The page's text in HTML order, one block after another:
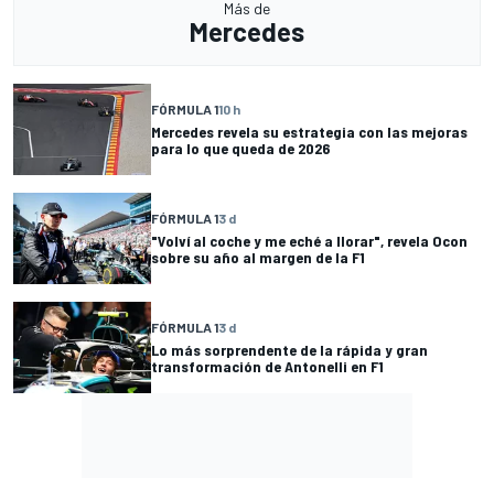
Más de
Mercedes
FÓRMULA 110 h
Mercedes revela su estrategia con las mejoras
para lo que queda de 2026
FÓRMULA 13 d
"Volví al coche y me eché a llorar", revela Ocon
sobre su año al margen de la F1
FÓRMULA 13 d
Lo más sorprendente de la rápida y gran
transformación de Antonelli en F1